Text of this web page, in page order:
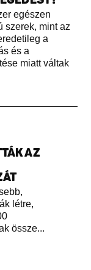
egészen
szerek, mint az
a
és a
miatt váltak
AZ
létre,
össze...